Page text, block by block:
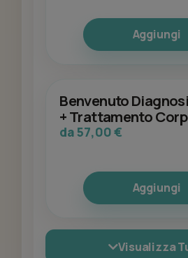
Aggiungi
Benvenuto
+ Trattamento
Specifico
da 57,00 €
Aggiungi
Visualizza